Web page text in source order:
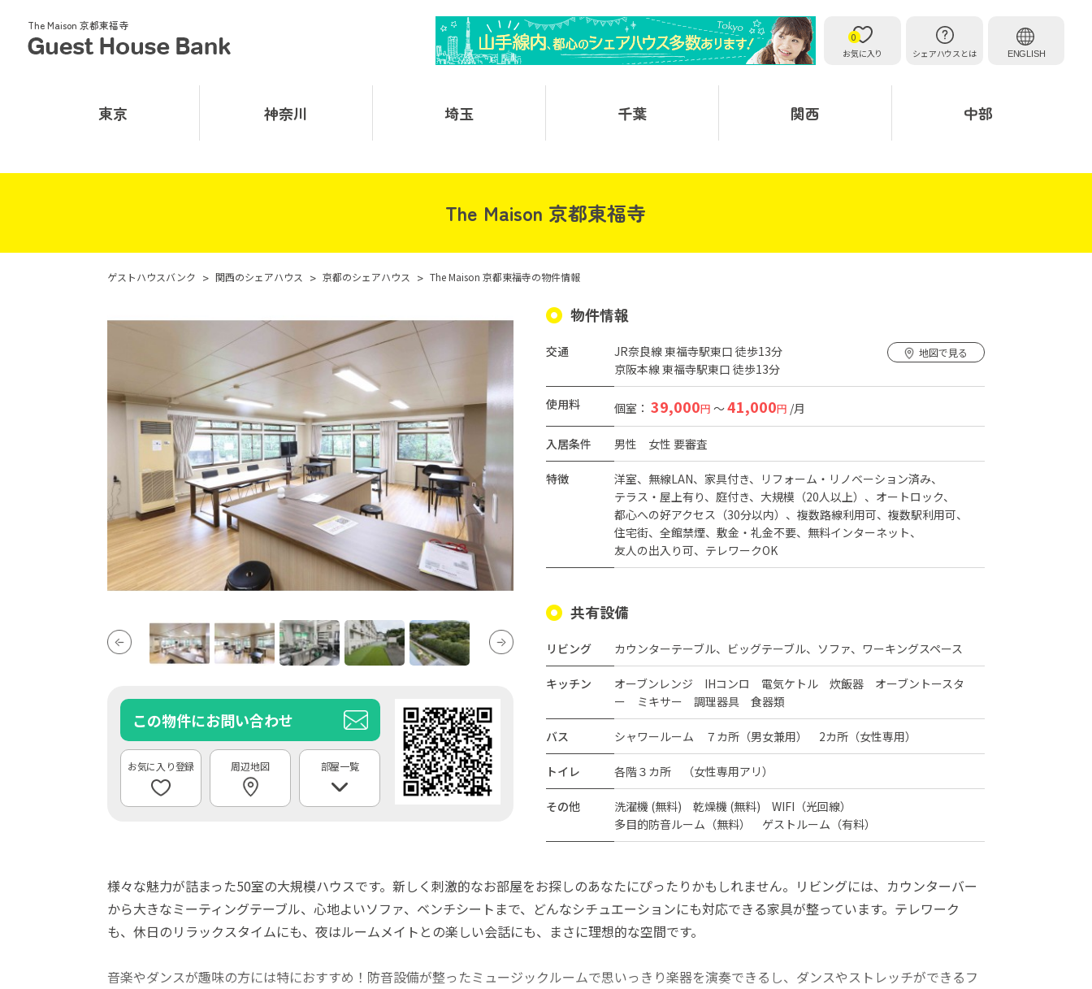
The Maison 京都東福寺
お気に入り
0
シェアハウスとは
ENGLISH
東京 神奈川 埼玉 千葉 関西 中部
The Maison 京都東福寺
ゲストハウスバンク > 関西のシェアハウス > 京都のシェアハウス > The Maison 京都東福寺の物件情報
この物件にお問い合わせ
周辺地図 部屋一覧
物件情報
交通
JR奈良線 東福寺駅東口 徒歩13分
京阪本線 東福寺駅東口 徒歩13分
地図で見る
使用料 個室： 39,000円 ～41,000円 /月
入居条件 男性 女性 要審査
特徴 洋室 無線LAN 家具付き
リフォーム・リノベーション済み
テラス・屋上有り
庭付き 大規模（20人以上）
オートロック
都心への好アクセス（30分以内）
複数路線利用可
複数駅利用可
住宅街
全館禁煙 敷金・礼金不要
無料インターネット
友人の出入り可
テレワークOK
共有設備
リビング カウンターテーブル、ビッグテーブル、ソファ、ワーキングスペース
キッチン
オーブンレンジ IHコンロ 電気ケトル 炊飯器 オーブントースタ
ー ミキサー 調理器具 食器類
バス シャワールーム ７カ所（男女兼用） 2カ所（女性専用）
トイレ 各階３カ所 （女性専用アリ）
その他
洗濯機 (無料) 乾燥機 (無料) WIFI（光回線）
多目的防音ルーム（無料） ゲストルーム（有料）
様々な魅力が詰まった50室の大規模ハウスです。新しく刺激的なお部屋をお探しのあなたにぴったりかもしれません。リビングには、カウンターバー
から大きなミーティングテーブル、心地よいソファ、ベンチシートまで、どんなシチュエーションにも対応できる家具が整っています。テレワーク
も、休日のリラックスタイムにも、夜はルームメイトとの楽しい会話にも、まさに理想的な空間です。
音楽やダンスが趣味の方には特におすすめ！防音設備が整ったミュージックルームで思いっきり楽器を演奏できるし、ダンスやストレッチができるフ